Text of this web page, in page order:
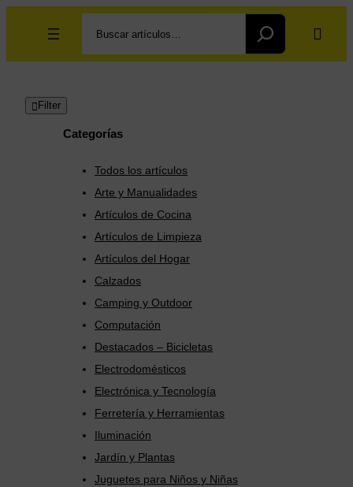
Filter
Categorías
Todos los artículos
Arte y Manualidades
Artículos de Cocina
Artículos de Limpieza
Artículos del Hogar
Calzados
Camping y Outdoor
Computación
Destacados – Bicicletas
Electrodomésticos
Electrónica y Tecnología
Ferretería y Herramientas
Iluminación
Jardín y Plantas
Juguetes para Niños y Niñas